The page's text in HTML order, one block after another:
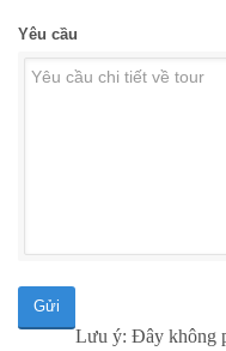
Yêu cầu
Gửi
Lưu ý: Đây không